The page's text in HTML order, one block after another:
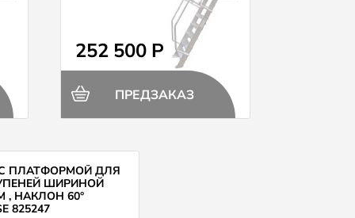
252 500 Р
ПРЕДЗАКАЗ
ПЛАТФОРМОЙ ДЛЯ
ШИРИНОЙ
, НАКЛОН 60°
825247